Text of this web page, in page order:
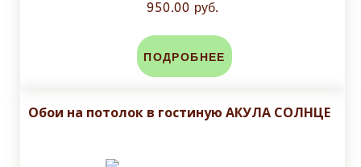
950.00 руб.
ПОДРОБНЕЕ
Обои на потолок в гостиную АКУЛА СОЛНЦЕ